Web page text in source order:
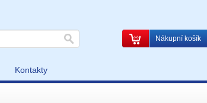
Kontakty
Nákupní košík